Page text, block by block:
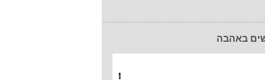
באהבה